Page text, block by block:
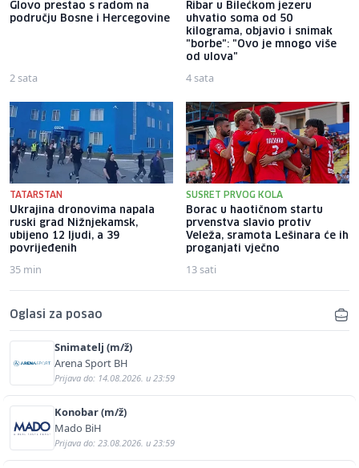
Glovo prestao s radom na
području Bosne i Hercegovine
2 sata
Ribar u Bilećkom jezeru
uhvatio soma od 50
kilograma, objavio i snimak
"borbe": "Ovo je mnogo više
od ulova"
4 sata
TATARSTAN
Ukrajina dronovima napala
ruski grad Nižnjekamsk,
ubijeno 12 ljudi, a 39
povrijeđenih
35 min
SUSRET PRVOG KOLA
Borac u haotičnom startu
prvenstva slavio protiv
Veleža, sramota Lešinara će ih
proganjati vječno
13 sati
Oglasi za posao
Snimatelj (m/ž)
Arena Sport BH
Prijava do: 14.08.2026. u 23:59
Konobar (m/ž)
Mado BiH
Prijava do: 23.08.2026. u 23:59